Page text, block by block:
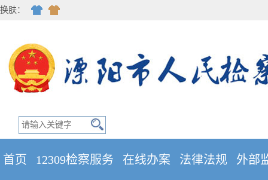
换肤：
首页 12309检察服务 在线办案 法律法规 外部